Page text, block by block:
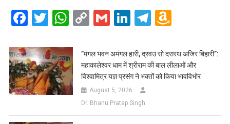
Facebook
Twitter
WhatsApp
CopyGmailLinkedIn
Telegram
List
​”मंगल भवन अमंगल हारी, द्रवउ सो दसरथ अजिर बिहारी”:
महाकालेश्वर धाम में श्रीराम की बाल लीलाओं और
विश्वामित्र यज्ञ प्रसंग ने भक्तों को किया भावविभोर
August 5, 2026
Dr. Bhanu Pratap Singh